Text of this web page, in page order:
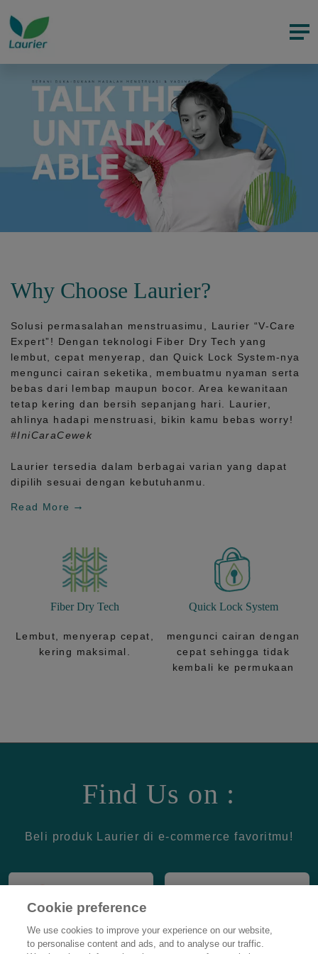
Why Choose Laurier?
Solusi permasalahan menstruasimu, Laurier “V-Care
Expert”! Dengan teknologi Fiber Dry Tech yang
lembut, cepat menyerap, danQuick Lock System-nya
mengunci cairan seketika, membuatmu nyaman serta
bebas dari lembap maupun bocor. Area kewanitaan
tetap kering dan bersih sepanjang hari.
Laurier,
ahlinya hadapi menstruasi, bikin kamu bebas worry!
#IniCaraCewek
Laurier tersedia dalam berbagai varian yang dapat
dipilih sesuai dengan kebutuhanmu.
Read More
Fiber Dry Tech
Lembut, menyerap cepat,
kering maksimal.
Quick Lock System
mengunci cairan dengan
cepat sehingga tidak
kembali ke permukaan
Find Us on :
Beli produk Laurier di e-commerce favoritmu!
Cookie preference
We use cookies to improve your experience on our website,
to personalise content and ads, and to analyse our traffic.